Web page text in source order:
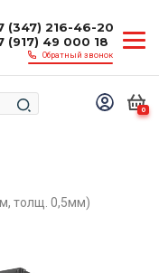
(347) 216-46-20
(917) 49 000 18
Обратный звонок
0
толщ. 0,5мм)